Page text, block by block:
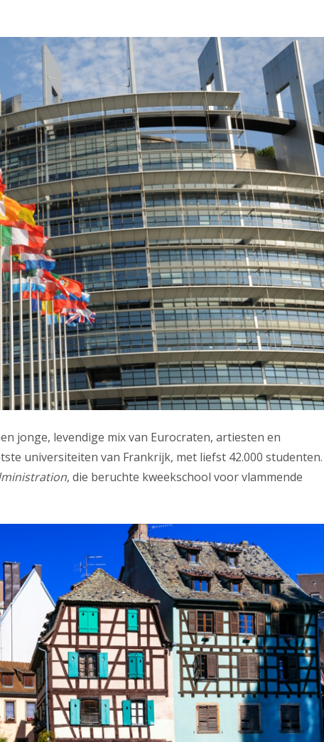
jonge, levendige mix van Eurocraten, artiesten en
universiteiten van Frankrijk, met liefst 42.000 studenten.
, die beruchte kweekschool voor vlammende